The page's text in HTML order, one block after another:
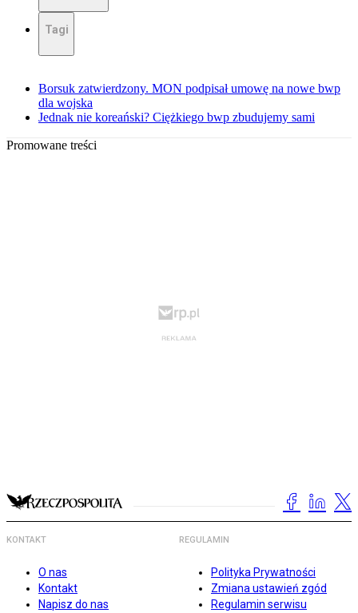
Tagi
Borsuk zatwierdzony. MON podpisał umowę na nowe bwp
dla wojska
Jednak nie koreański? Ciężkiego bwp zbudujemy sami
Promowane treści
KONTAKT
O nas
Kontakt
Napisz do nas
REGULAMIN
Polityka Prywatności
Zmiana ustawień zgód
Regulamin serwisu